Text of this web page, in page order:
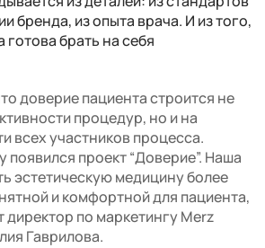
бренда, из опыта врача. И из того,
готова брать на себя
доверие пациента строится не
процедур, но и на
всех участников процесса.
проект “Доверие”. Наша
эстетическую медицину более
и комфортной для пациента,
по маркетингу Merz
Гаврилова.